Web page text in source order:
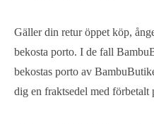
Gäller din retur öppet köp,
bekosta porto. I de fall
bekostas porto av
dig en fraktsedel med förbetalt